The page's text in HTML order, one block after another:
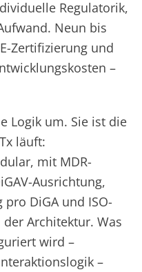
Regulatorik,
Neun bis
Zertifizierung und
–
Logik um. Sie ist die
läuft:
mit MDR-
Ausrichtung,
pro DiGA und ISO-
Architektur. Was
wird –
–